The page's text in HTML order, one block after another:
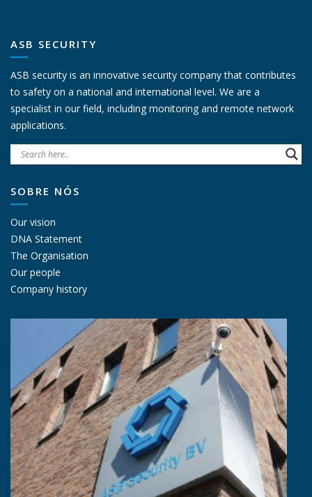
ASB SECURITY
ASB security is an innovative security company that contributes
to safety on a national and international level. We are a
specialist in our field, including monitoring and remote network
applications.
SOBRE NÓS
Our vision
DNA Statement
The Organisation
Our people
Company history